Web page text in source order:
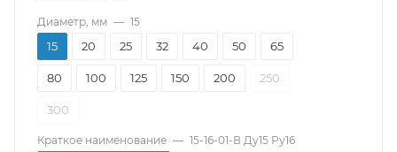
Диаметр, мм — 15
15 20 25 32 40 50 65
80 100 125 150 200 250
300
Краткое наименование — 15-16-01-В Ду15 Ру16